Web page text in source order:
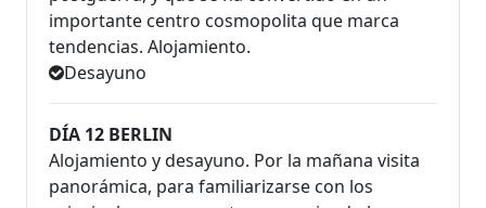
importante centro cosmopolita que marca
tendencias. Alojamiento.
Desayuno
DÍA 12 BERLIN
Alojamiento y desayuno. Por la mañana visita
panorámica, para familiarizarse con los